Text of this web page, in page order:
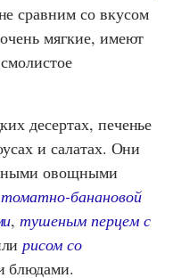
сравним со вкусом
мягкие, имеют
десертах, печенье
и салатах. Они
овощными
банановой
,тушеным перцем с
рисом со
блюдами.